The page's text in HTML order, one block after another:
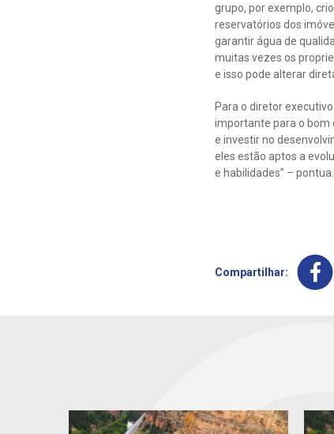
grupo, por exemplo,
reservatórios dos
garantir água de
muitas vezes os
e isso pode alterar
Para o diretor
importante para o bom
e investir no
eles estão aptos a
e habilidades” – pontua.
Compartilhar: